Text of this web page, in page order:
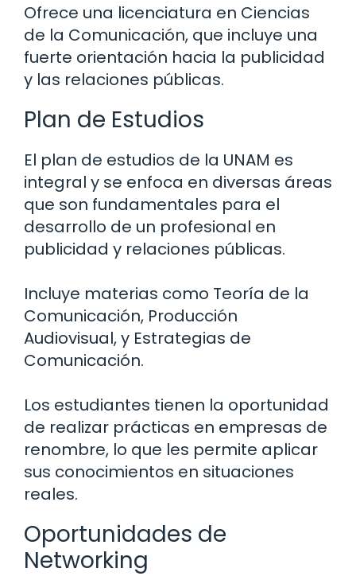
Ofrece una licenciatura en Ciencias
de la Comunicación, que incluye una
fuerte orientación hacia la publicidad
y las relaciones públicas.
Plan de Estudios
El plan de estudios de la UNAM es
integral y se enfoca en diversas áreas
que son fundamentales para el
desarrollo de un profesional en
publicidad y relaciones públicas.
Incluye materias como Teoría de la
Comunicación, Producción
Audiovisual, y Estrategias de
Comunicación.
Los estudiantes tienen la oportunidad
de realizar prácticas en empresas de
renombre, lo que les permite aplicar
sus conocimientos en situaciones
reales.
Oportunidades de
Networking